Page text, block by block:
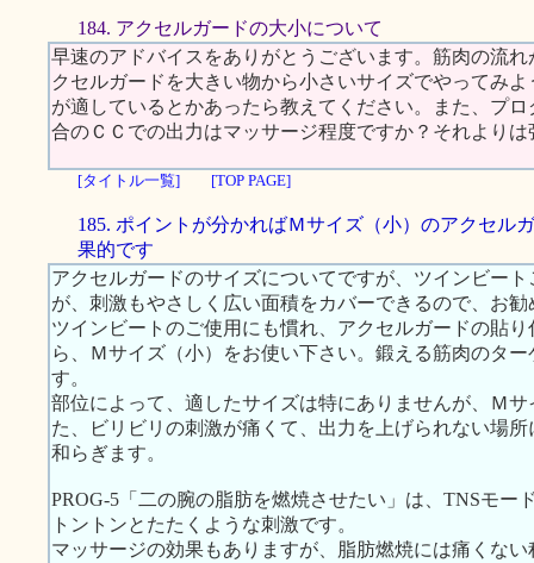
184. アクセルガードの大小について
早速のアドバイスをありがとうございます。筋肉の流
クセルガードを大きい物から小さいサイズでやってみ
が適しているとかあったら教えてください。また、プ
合のＣＣでの出力はマッサージ程度ですか？それより
[タイトル一覧] [TOP PAGE]
185. ポイントが分かればＭサイズ（小）のアクセル
果的です
アクセルガードのサイズについてですが、ツインビー
が、刺激もやさしく広い面積をカバーできるので、お
ツインビートのご使用にも慣れ、アクセルガードの貼
ら、Ｍサイズ（小）をお使い下さい。鍛える筋肉のタ
す。
部位によって、適したサイズは特にありませんが、Ｍ
た、ビリビリの刺激が痛くて、出力を上げられない場
和らぎます。
PROG-5「二の腕の脂肪を燃焼させたい」は、TNSモー
トントンとたたくような刺激です。
マッサージの効果もありますが、脂肪燃焼には痛くな